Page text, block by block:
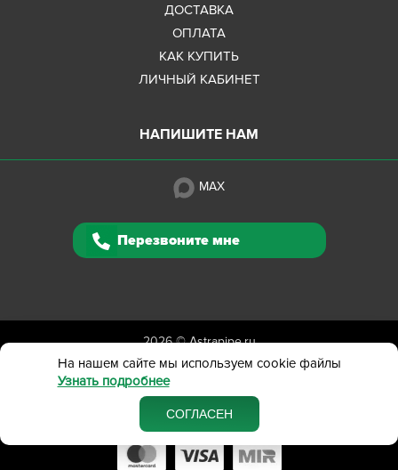
ДОСТАВКА
ОПЛАТА
КАК КУПИТЬ
ЛИЧНЫЙ КАБИНЕТ
НАПИШИТЕ НАМ
MAX
Перезвоните мне
2026 ©Astrapipe.ru
Полная версия сайта
Политика конфиденциальности
Вся представленная на сайте информация приведена
в ознакомительных целях и не является публичной офертой
На нашем сайте мы используем cookie файлы
Узнать подробнее
СОГЛАСЕН